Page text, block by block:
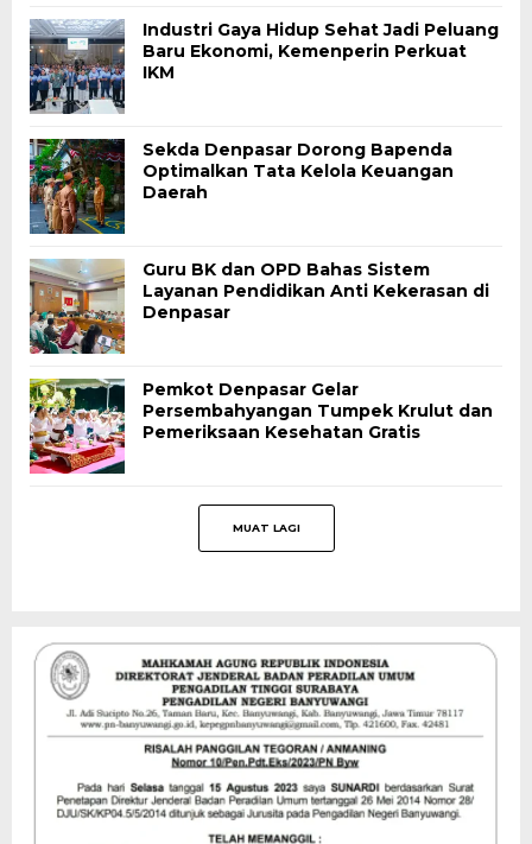
Industri Gaya Hidup Sehat Jadi Peluang
Baru Ekonomi, Kemenperin Perkuat
IKM
Sekda Denpasar Dorong Bapenda
Optimalkan Tata Kelola Keuangan
Daerah
Guru BK dan OPD Bahas Sistem
Layanan Pendidikan Anti Kekerasan di
Denpasar
Pemkot Denpasar Gelar
Persembahyangan Tumpek Krulut dan
Pemeriksaan Kesehatan Gratis